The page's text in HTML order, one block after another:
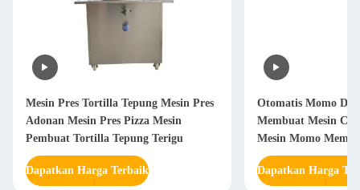
Mesin Pres Tortilla Tepung Mesin Pres
Adonan Mesin Pres Pizza Mesin
Pembuat Tortilla Tepung Terigu
Dapatkan Harga Terbaik
Otomatis Momo
Membuat Mesin
Mesin Momo
Dapatkan Harga